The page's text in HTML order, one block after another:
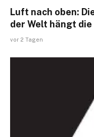
Luft nach oben:
der Welt hängt
vor 2 Tagen